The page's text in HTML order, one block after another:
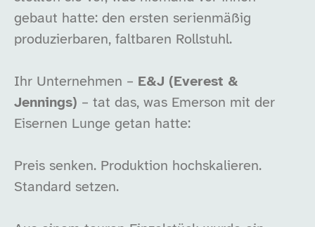
gebaut hatte: den ersten serienmäßig
produzierbaren, faltbaren Rollstuhl.
Ihr Unternehmen – E&J (Everest &
Jennings) – tat das, was Emerson mit der
Eisernen Lunge getan hatte:
Preis senken. Produktion hochskalieren.
Standard setzen.